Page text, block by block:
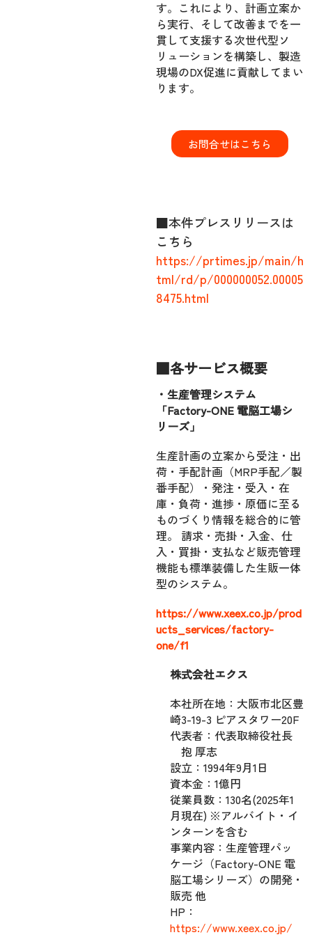
す。これにより、計画立案か
ら実行、そして改善までを一
貫して支援する次世代型ソ
リューションを構築し、製造
現場のDX促進に貢献してまい
ります。
お問合せはこちら
■本件プレスリリースは
こちら
https://prtimes.jp/main/h
tml/rd/p/000000052.00005
8475.html
■各サービス概要
・生産管理システム
「Factory-ONE 電脳工場シ
リーズ」
生産計画の立案から受注・出
荷・手配計画（MRP手配／製
番手配）・発注・受入・在
庫・負荷・進捗・原価に至る
ものづくり情報を総合的に管
理。 請求・売掛・入金、仕
入・買掛・支払など販売管理
機能も標準装備した生販一体
型のシステム。
https://www.xeex.co.jp/prod
ucts_services/factory-
one/f1
株式会社エクス
本社所在地：大阪市北区豊
崎3-19-3 ピアスタワー20F
代表者：代表取締役社長
抱 厚志
設立：1994年9月1日
資本金：1億円
従業員数：130名(2025年1
月現在) ※アルバイト・イ
ンターンを含む
事業内容：生産管理パッ
ケージ（Factory-ONE 電
脳工場シリーズ）の開発・
販売 他
HP：
https://www.xeex.co.jp/